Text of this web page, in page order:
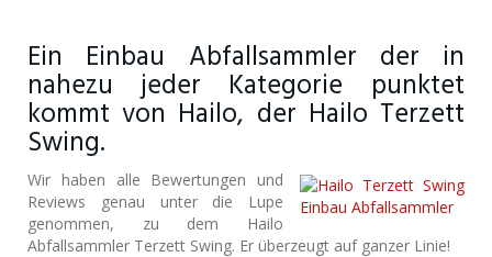
Ein Einbau Abfallsammler der in
nahezu jeder Kategorie punktet
kommt von Hailo, der Hailo Terzett
Swing.
Wir haben alle Bewertungen und
Reviews genau unter die Lupe
genommen, zu dem Hailo
Abfallsammler Terzett Swing. Er überzeugt auf ganzer Linie!